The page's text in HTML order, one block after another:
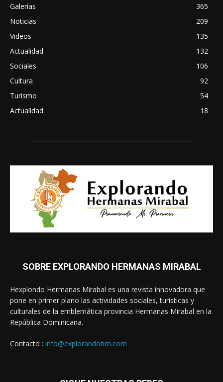
Galerías
365
Noticias
209
Videos
135
Actualidad
132
Sociales
106
Cultura
92
Turismo
54
Actualidad
18
SOBRE EXPLORANDO HERMANAS MIRABAL
Hexplondo Hermanas Mirabal es una revista innovadora que
pone en primer plano las actividades sociales, turísticas y
culturales de la emblemática provincia Hermanas Mirabal en la
República Dominicana.
Contacto : info@explorandohm.com